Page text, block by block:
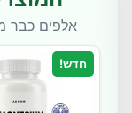
אלפים כבר
חדש!